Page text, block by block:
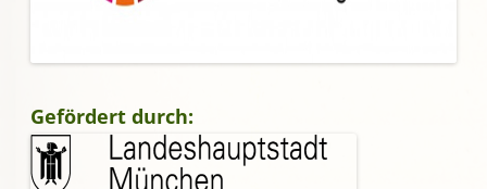
Gefördert durch: